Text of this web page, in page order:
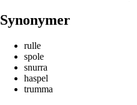
Synonymer
rulle
spole
snurra
haspel
trumma